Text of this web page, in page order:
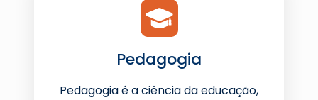
Pedagogia
Pedagogia é a ciência da educação,